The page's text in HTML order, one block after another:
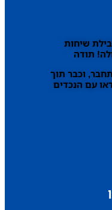
שיחות
תודה
וכבר תוך
עם הנכדים